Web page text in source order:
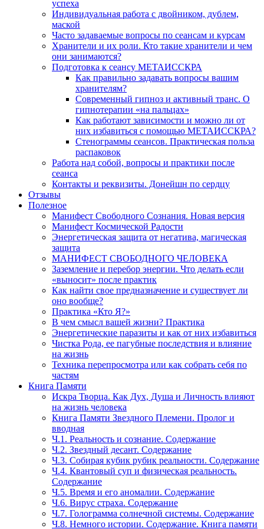
успеха
Индивидуальная работа с двойником, дублем,
маской
Часто задаваемые вопросы по сеансам и курсам
Хранители и их роли. Кто такие хранители и чем
они занимаются?
Подготовка к сеансу МЕТАИССКРА
Как правильно задавать вопросы вашим
хранителям?
Современный гипноз и активный транс. О
гипнотерапии «на пальцах»
Как работают зависимости и можно ли от
них избавиться с помощью МЕТАИССКРА?
Стенограммы сеансов. Практическая польза
распаковок
Работа над собой, вопросы и практики после
сеанса
Контакты и реквизиты. Донейшн по сердцу
Отзывы
Полезное
Манифест Свободного Сознания. Новая версия
Манифест Космической Радости
Энергетическая защита от негатива, магическая
защита
МАНИФЕСТ СВОБОДНОГО ЧЕЛОВЕКА
Заземление и перебор энергии. Что делать если
«выносит» после практик
Как найти свое предназначение и существует ли
оно вообще?
Практика «Кто Я?»
В чем смысл вашей жизни? Практика
Энергетические паразиты и как от них избавиться
Чистка Рода, ее пагубные последствия и влияние
на жизнь
Техника перепросмотра или как собрать себя по
частям
Книга Памяти
Искра Творца. Как Дух, Душа и Личность влияют
на жизнь человека
Книга Памяти Звездного Племени. Пролог и
вводная
Ч.1. Реальность и сознание. Содержание
Ч.2. Звездный десант. Содержание
Ч.3. Собирая кубик рубик реальности. Содержание
Ч.4. Квантовый суп и физическая реальность.
Содержание
Ч.5. Время и его аномалии. Содержание
Ч.6. Вирус страха. Содержание
Ч.7. Голограмма солнечной системы. Содержание
Ч.8. Немного истории. Содержание. Книга памяти